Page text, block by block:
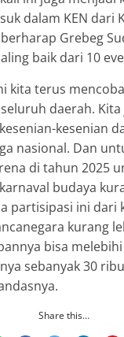
dalam KEN dari
Grebeg
baik dari 10
kita terus
daerah. Kita
kesenian
nasional. Dan
di tahun 2025
budaya
partisipasi ini dari
kurang
bisa
sebanyak 30
Share this…